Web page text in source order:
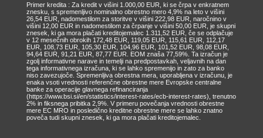
Primer kredita : Za kredit v višini 1.000,00 EUR, ki se črpa v enkratnem
znesku, s spremenljivo nominalno obrestno mero 4,9% na leto v višini
26,54 EUR, nadomestilom za storitve v višini 222,98 EUR, naročnino v
višini 12,00 EUR in nadomestilom za črpanje v višini 50,00 EUR, je skupni
znesek, ki ga mora plačati kreditojemalec 1.311,52 EUR, če se odplačuje
v 12 mesečnih obrokih 172,48 EUR, 119,05 EUR, 115,61 EUR, 112,17
EUR, 108,73 EUR, 105,30 EUR, 104,96 EUR, 101,52 EUR, 98,08 EUR,
94,64 EUR, 91,21 EUR, 87,77 EUR. EOM znaša 77,59%. Ta izračun je
zgolj informativne narave in temelji na predpostavkah, veljavnih na dan
tega informativnega izračuna, ki se lahko spremenijo in zato za banko
niso zavezujoče. Spremenljiva obrestna mera, uporabljena v izračunu, je
enaka vsoti vrednosti referenčne obrestne mere Evropske centralne
banke za operacije glavnega refinanciranja
(https://www.bsi.si/en/statistics/interest-rates/ecb-interest-rates), trenutno
2% in fiksnega pribitka 2,9%. V primeru povečanja vrednosti obrestne
mere EC MRO in posledično kreditne obrestne mere se lahko znatno
poveča tudi skupni znesek, ki ga mora plačati kreditojemalec.